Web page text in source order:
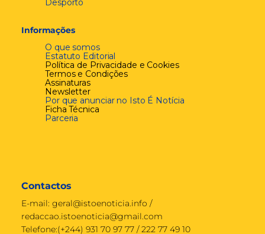
Informações
O que somos
Estatuto Editorial
Política de Privacidade e Cookies
Termos e Condições
Assinaturas
Newsletter
Por que anunciar no Isto É Notícia
Ficha Técnica
Parceria
Contactos
E-mail: geral@istoenoticia.info /
redaccao.istoenoticia@gmail.com
Telefone:(+244) 931 70 97 77 / 222 77 49 10